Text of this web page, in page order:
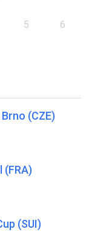
5 6
(CZE)
(FRA)
(SUI)